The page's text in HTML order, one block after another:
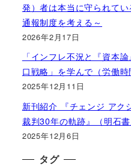
発）者は本当に守られて
通報制度を考える～
2026年2月17日
「インフレ不況と『資本
口戦略」を学んで（労働時
2025年12月11日
新刊紹介 『チェンジ アク
裁判30年の軌跡』（明石
2025年12月6日
タグ